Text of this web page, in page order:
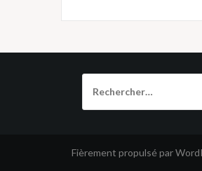
Fièrement propulsé par